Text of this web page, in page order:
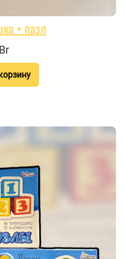
+ пазл